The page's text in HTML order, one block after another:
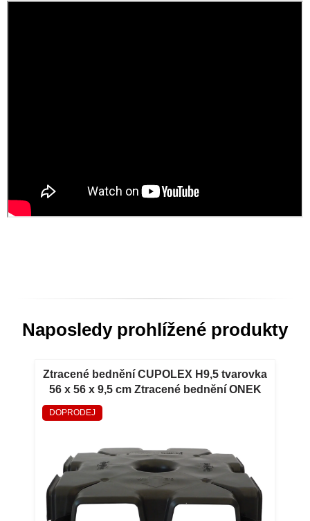
Naposledy prohlížené produkty
Ztracené bednění CUPOLEX H9,5 tvarovka
56 x 56 x 9,5 cm Ztracené bednění ONEK
CUPOLEX H9,5 tvarovka 56 x 56 x 9,5 cm
DOPRODEJ